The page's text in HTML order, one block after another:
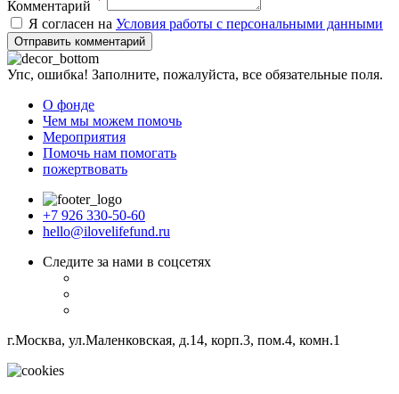
Комментарий
Я согласен на Условия работы с персональными данными
Отправить комментарий
Упс, ошибка! Заполните, пожалуйста, все обязательные поля.
О фонде
Чем мы можем помочь
Мероприятия
Помочь нам помогать
пожертвовать
+7 926 330-50-60
hello@ilovelifefund.ru
Следите за нами в соцсетях
г.Москва, ул.Маленковская, д.14, корп.3, пом.4, комн.1